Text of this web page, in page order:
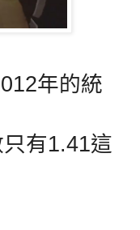
年的統
有1.41這